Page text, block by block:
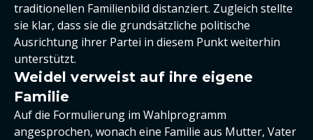
traditionellen Familienbild distanziert. Zugleich stellte
sie klar, dass sie die grundsätzliche politische
Ausrichtung ihrer Partei in diesem Punkt weiterhin
unterstützt.
Weidel verweist auf ihre eigene
Familie
Auf die Formulierung im Wahlprogramm
angesprochen, wonach eine Familie aus Mutter, Vater